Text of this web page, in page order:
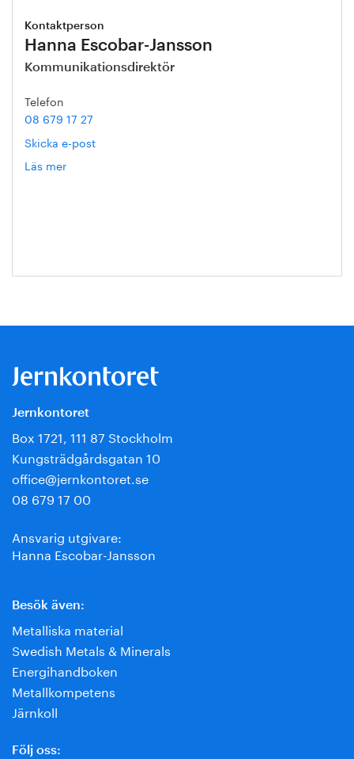
Kontaktperson
Hanna Escobar-Jansson
Kommunikationsdirektör
Telefon
08 679 17 27
Skicka e-post
Läs mer
Jernkontoret
Box 1721, 111 87 Stockholm
Kungsträdgårdsgatan 10
office@jernkontoret.se
08 679 17 00
Ansvarig utgivare:
Hanna Escobar-Jansson
Besök även:
Metalliska material
Swedish Metals & Minerals
Energihandboken
Metallkompetens
Järnkoll
Följ oss: